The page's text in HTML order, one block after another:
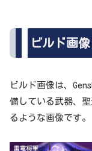
ビルド画
ビルド画像は、
備している武器、
るような画像です。